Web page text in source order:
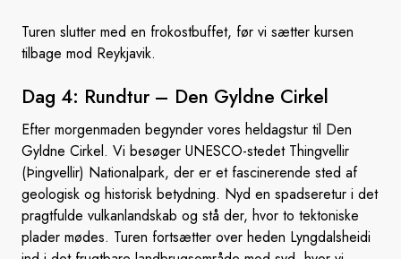
Turen slutter med en frokostbuffet, før vi sætter kursen
tilbage mod Reykjavik.
Dag 4: Rundtur – Den Gyldne Cirkel
Efter morgenmaden begynder vores heldagstur til Den
Gyldne Cirkel. Vi besøger UNESCO-stedet Thingvellir
(Þingvellir) Nationalpark, der er et fascinerende sted af
geologisk og historisk betydning. Nyd en spadseretur i det
pragtfulde vulkanlandskab og stå der, hvor to tektoniske
plader mødes. Turen fortsætter over heden Lyngdalsheidi